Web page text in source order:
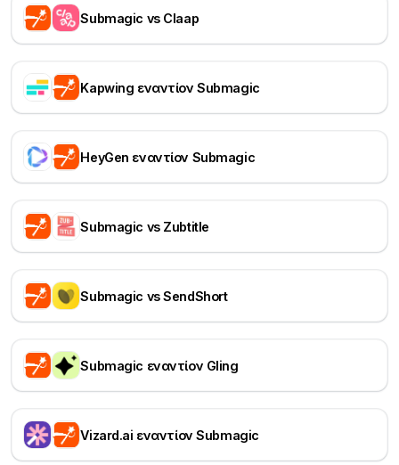
Submagic vs Claap
Kapwing εναντίον Submagic
HeyGen εναντίον Submagic
Submagic vs Zubtitle
Submagic vs SendShort
Submagic εναντίον Gling
Vizard.ai εναντίον Submagic